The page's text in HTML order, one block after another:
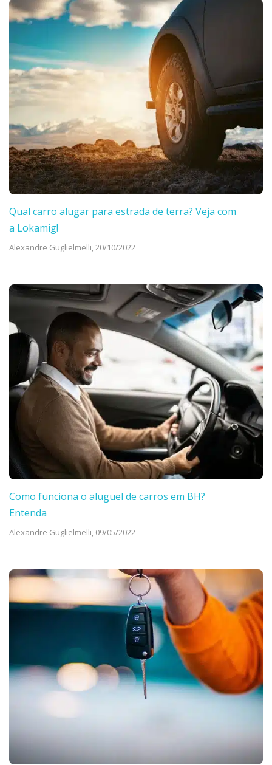
Qual carro alugar para estrada de terra? Veja com
a Lokamig!
Alexandre Guglielmelli,20/10/2022
Como funciona o aluguel de carros em BH?
Entenda
Alexandre Guglielmelli, 09/05/2022